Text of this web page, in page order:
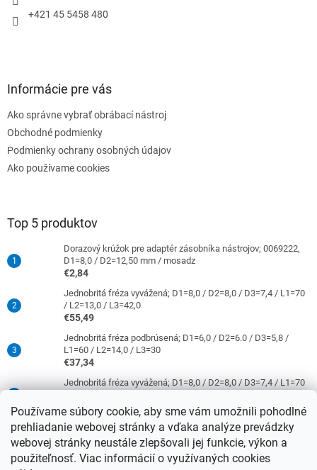
Používame súbory cookie, aby sme vám umožnili pohodlné
prehliadanie webovej stránky a vďaka analýze prevádzky
webovej stránky neustále zlepšovali jej funkcie, výkon a
použiteľnosť. Viac informácií o využívaných cookies
+421 45 5458 480
Informácie pre vás
Ako správne vybrať obrábací nástroj
Obchodné podmienky
Podmienky ochrany osobných údajov
Ako používame cookies
Top 5 produktov
Dorazový krúžok pre adaptér zásobníka nástrojov; 0069222,
D1=8,0 / D2=12,50 mm / mosadz
€2,84
Jednobritá fréza vyvážená; D1=8,0 / D2=8,0 / D3=7,4 / L1=70
/ L2=13,0 / L3=42,0
€55,49
Jednobritá fréza podbrúsená; D1=6,0 / D2=6.0 / D3=5,8 /
L1=60 / L2=14,0 / L3=30
€37,34
Jednobritá fréza vyvážená; D1=8,0 / D2=8,0 / D3=7,4 / L1=70
€63,86
Jednobritá fréza podbrúsená; D1=4,0 / D2=6,0 / D3=3,8 /
L1=50 / L2=10,0 / L3=21
€37,34